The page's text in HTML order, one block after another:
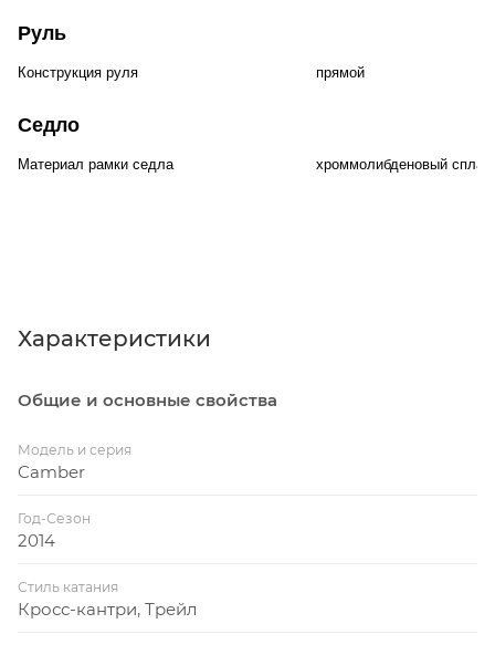
Руль
Конструкция руля прямой
Седло
Материал рамки седла хроммолибденовый сплав
Характеристики
Общие и основные свойства
Модель и серия
Camber
Год-Сезон
2014
Стиль катания
Кросс-кантри, Трейл